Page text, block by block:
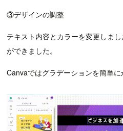
③デザインの調整
テキスト内容とカラーを変更しま
ができました。
Canvaではグラデーションを簡単に